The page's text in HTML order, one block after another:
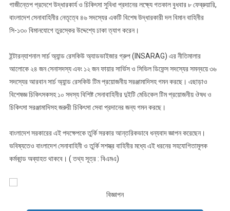
গাজীন্তেপ প্রদেশে উদ্ধারকার্য ও চিকিৎসা সুবিধা প্রদানের লক্ষ্যে গতকাল বুধবার ৮ ফেব্রুয়ারি,
বাংলাদেশ সেনাবাহিনীর নেতৃত্বে ৪৬ সদস্যের একটি বিশেষ উদ্ধারকারী দল বিমান বাহিনীর
সি-১৩০ বিমানযোগে তুরস্কের উদ্দেশ্যে ঢাকা ত্যাগ করেন।
ইন্টারন্যাশনাল সার্চ অ্যান্ড রেসকিউ অ্যাডভাইজার গ্রুপ (INSARAG) এর নীতিমালার
আলোকে ২৪ জন সেনাসদস্য এবং ১২ জন ফায়ার সার্ভিস ও সিভিল ডিফেন্স সদস্যের সমন্বয়ে ৩৬
সদস্যের আরবান সার্চ অ্যান্ড রেসকিউ টিম প্রয়োজনীয় সরঞ্জামাদিসহ গমন করছে। এছাড়াও
বিশেষজ্ঞ চিকিৎসকসহ ১০ সদস্য বিশিষ্ট সেনাবাহিনীর দুইটি মেডিকেল টিম প্রয়োজনীয় ঔষধ ও
চিকিৎসা সরঞ্জামাদিসহ জরুরী চিকিৎসা সেবা প্রদানের জন্য গমন করছে।
বাংলাদেশ সরকারের এই পদক্ষেপকে তুর্কি সরকার আন্তরিকভাবে ধন্যবাদ জ্ঞাপন করেছেন।
ভবিষ্যতেও বাংলাদেশ সেনাবাহিনী ও তুর্কি সশস্ত্র বাহিনীর মধ্যে এই ধরনের সহযোগিতামূলক
কর্মকান্ড অব্যাহত থাকবে। ( তথ্য সূত্র : বিএমএ)
বিজ্ঞাপন